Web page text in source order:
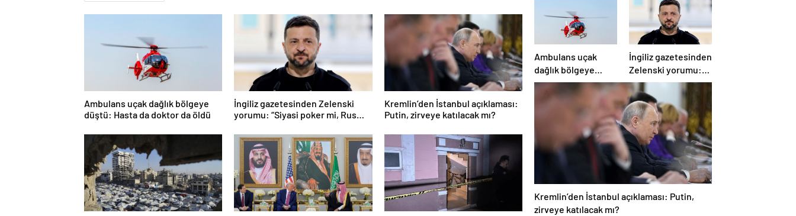
Ambulans uçak dağlık bölgeye
düştü: Hasta da doktor da öldü
İngiliz gazetesinden Zelenski
yorumu: “Siyasi poker mi, Rus
Kremlin’den İstanbul açıklaması:
Putin, zirveye katılacak mı?
Ambulans uçak
dağlık bölgeye
düştü: Hasta da
doktor da öldü
İngiliz gazetesinden
Zelenski yorumu:
“Siyasi poker mi,
Rus ruleti mi?”
Kremlin’den İstanbul açıklaması: Putin,
zirveye katılacak mı?